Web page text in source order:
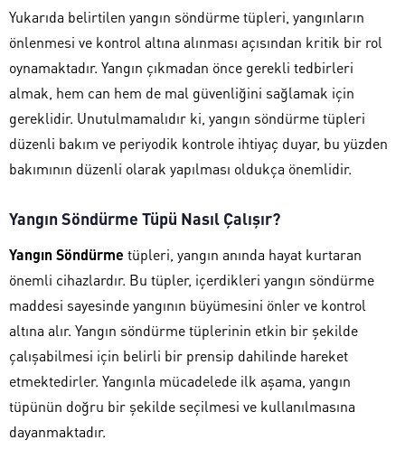
Yukarıda belirtilen yangın söndürme tüpleri, yangınların
önlenmesi ve kontrol altına alınması açısından kritik bir rol
oynamaktadır. Yangın çıkmadan önce gerekli tedbirleri
almak, hem can hem de mal güvenliğini sağlamak için
gereklidir. Unutulmamalıdır ki, yangın söndürme tüpleri
düzenli bakım ve periyodik kontrole ihtiyaç duyar, bu yüzden
bakımının düzenli olarak yapılması oldukça önemlidir.
Yangın Söndürme Tüpü Nasıl Çalışır?
Yangın Söndürme tüpleri, yangın anında hayat kurtaran
önemli cihazlardır. Bu tüpler, içerdikleri yangın söndürme
maddesi sayesinde yangının büyümesini önler ve kontrol
altına alır. Yangın söndürme tüplerinin etkin bir şekilde
çalışabilmesi için belirli bir prensip dahilinde hareket
etmektedirler. Yangınla mücadelede ilk aşama, yangın
tüpünün doğru bir şekilde seçilmesi ve kullanılmasına
dayanmaktadır.